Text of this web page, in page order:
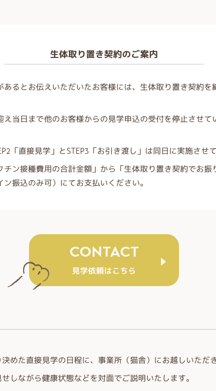
生体取り置き契約のご案内
るとお伝えいただいたお客様には、生体取り置き契約
当日まで他のお客様からの見学申込の受付を停止させて
「直接見学」とSTEP3「お引き渡し」は同日に実施させ
ン接種費用の合計金額」から「生体取り置き契約でお
振込のみ可）にてお支払いください。
CONTACT
見学依頼はこちら
決めた直接見学の日程に、事業所（猫舎）にお越しいただ
しながら健康状態などを対面でご説明いたします。